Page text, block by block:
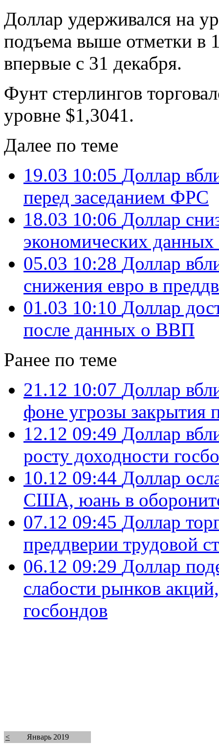
Доллар удерживался на
подъема выше отметки в
впервые с 31 декабря.
Фунт стерлингов
уровне $1,3041.
Далее по теме
19.03 10:05 Доллар
перед заседанием ФРС
18.03 10:06 Доллар
экономических
05.03 10:28 Доллар
снижения евро в
01.03 10:10 Доллар
после данных о ВВП
Ранее по теме
21.12 10:07 Доллар
фоне угрозы закрытия
12.12 09:49 Доллар
росту доходности
10.12 09:44 Доллар
США, юань в
07.12 09:45 Доллар
преддверии трудовой
06.12 09:29 Доллар
слабости рынков
госбондов
<
Январь 2019